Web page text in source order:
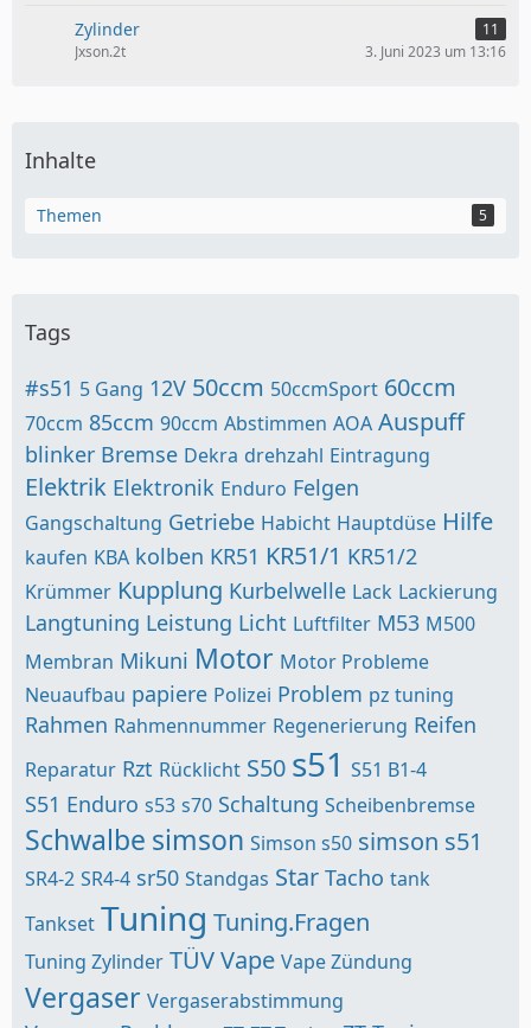
Zylinder
11
Jxson.2t
3. Juni 2023 um 13:16
Inhalte
Themen 5
Tags
#s51 5 Gang 12V 50ccm 50ccmSport 60ccm
70ccm 85ccm 90ccm Abstimmen AOA Auspuff
blinker Bremse Dekra drehzahl Eintragung
Elektrik Elektronik Enduro Felgen
Gangschaltung Getriebe Habicht Hauptdüse Hilfe
kaufen KBA kolben KR51 KR51/1 KR51/2
Krümmer Kupplung Kurbelwelle Lack Lackierung
Langtuning Leistung Licht Luftfilter M53 M500
Membran Mikuni Motor Motor Probleme
Neuaufbau papiere Polizei Problem pz tuning
Rahmen Rahmennummer Regenerierung Reifen
Reparatur Rzt Rücklicht S50 s51 S51 B1-4
S51 Enduro s53 s70 Schaltung Scheibenbremse
Schwalbe simson Simson s50 simson s51
SR4-2 SR4-4 sr50 Standgas Star Tacho tank
Tankset Tuning Tuning.Fragen
Tuning Zylinder TÜVVape Vape Zündung
Vergaser Vergaserabstimmung